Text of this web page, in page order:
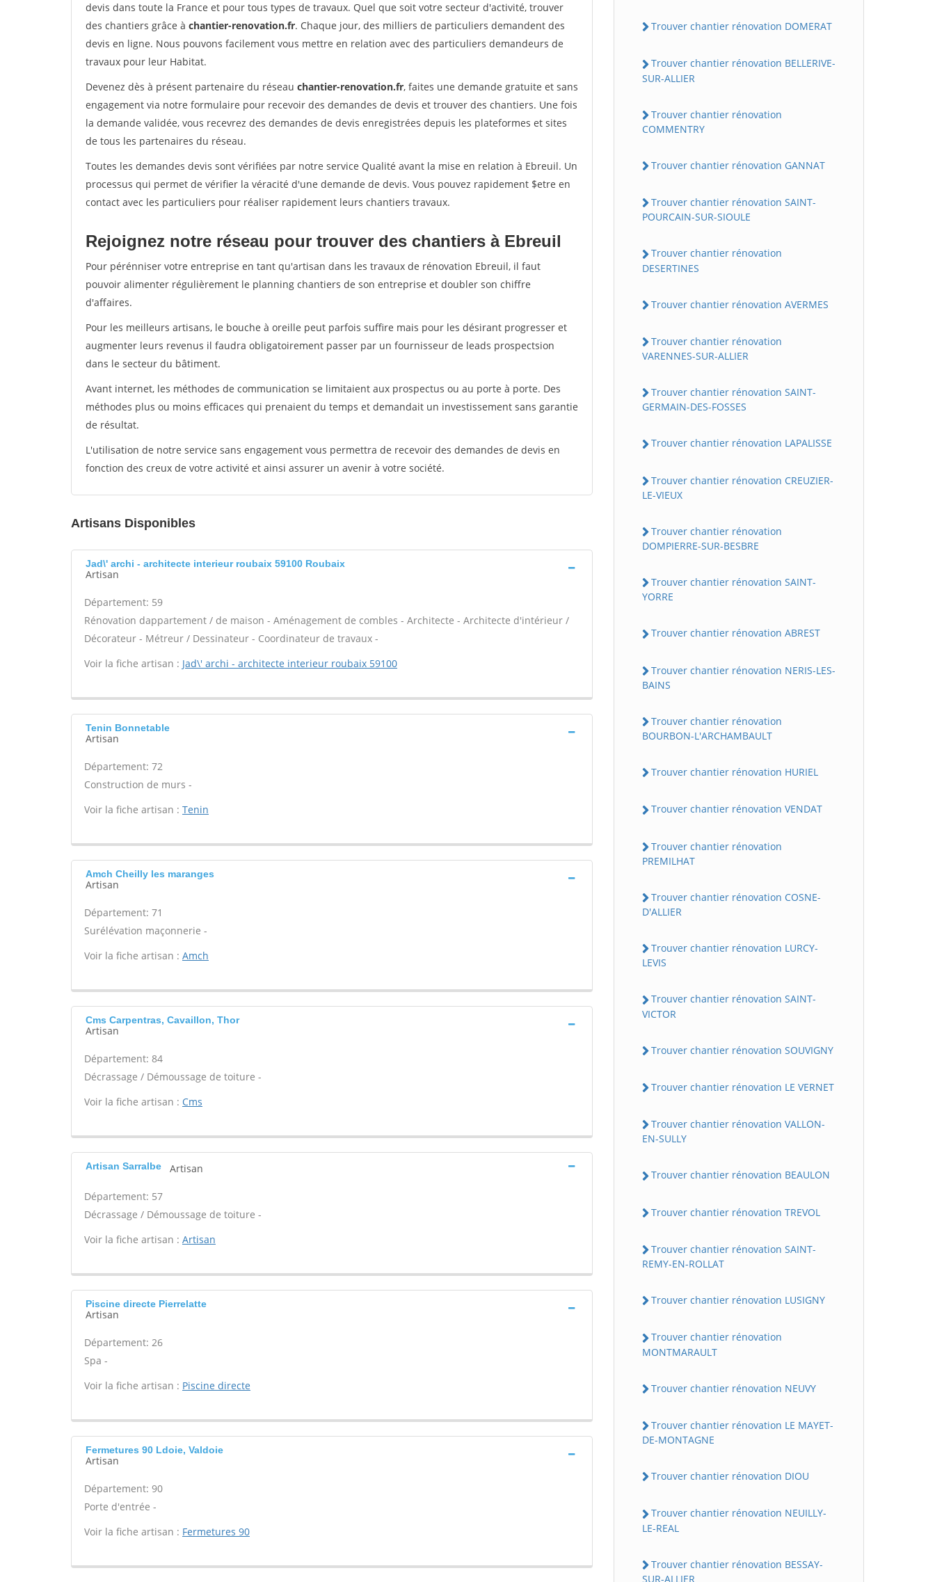
devis dans toute la France et pour tous types de travaux. Quel que soit votre secteur d'activité, trouver
des chantiers grâce à chantier-renovation.fr. Chaque jour, des milliers de particuliers demandent des
devis en ligne. Nous pouvons facilement vous mettre en relation avec des particuliers demandeurs de
travaux pour leur Habitat.
Devenez dès à présent partenaire du réseau chantier-renovation.fr, faites une demande gratuite et sans
engagement via notre formulaire pour recevoir des demandes de devis et trouver des chantiers. Une fois
la demande validée, vous recevrez des demandes de devis enregistrées depuis les plateformes et sites
de tous les partenaires du réseau.
Toutes les demandes devis sont vérifiées par notre service Qualité avant la mise en relation à Ebreuil. Un
processus qui permet de vérifier la véracité d'une demande de devis. Vous pouvez rapidement $etre en
contact avec les particuliers pour réaliser rapidement leurs chantiers travaux.
Rejoignez notre réseau pour trouver des chantiers à Ebreuil
Pour pérénniser votre entreprise en tant qu'artisan dans les travaux de rénovation Ebreuil, il faut
pouvoir alimenter régulièrement le planning chantiers de son entreprise et doubler son chiffre
d'affaires.
Pour les meilleurs artisans, le bouche à oreille peut parfois suffire mais pour les désirant progresser et
augmenter leurs revenus il faudra obligatoirement passer par un fournisseur de leads prospectsion
dans le secteur du bâtiment.
Avant internet, les méthodes de communication se limitaient aux prospectus ou au porte à porte. Des
méthodes plus ou moins efficaces qui prenaient du temps et demandait un investissement sans garantie
de résultat.
L'utilisation de notre service sans engagement vous permettra de recevoir des demandes de devis en
fonction des creux de votre activité et ainsi assurer un avenir à votre société.
Artisans Disponibles
Jad\' archi - architecte interieur roubaix 59100 Roubaix
Artisan
Département: 59
Rénovation dappartement / de maison - Aménagement de combles - Architecte - Architecte d'intérieur /
Décorateur - Métreur / Dessinateur - Coordinateur de travaux -
Voir la fiche artisan : Jad\' archi - architecte interieur roubaix 59100
Tenin Bonnetable
Artisan
Département: 72
Construction de murs -
Voir la fiche artisan : Tenin
Amch Cheilly les maranges
Artisan
Département: 71
Surélévation maçonnerie -
Voir la fiche artisan : Amch
Cms Carpentras, Cavaillon, Thor
Artisan
Département: 84
Décrassage / Démoussage de toiture -
Voir la fiche artisan : Cms
Artisan Sarralbe Artisan
Département: 57
Décrassage / Démoussage de toiture -
Voir la fiche artisan : Artisan
Piscine directe Pierrelatte
Artisan
Département: 26
Spa -
Voir la fiche artisan : Piscine directe
Fermetures 90 Ldoie, Valdoie
Artisan
Département: 90
Porte d'entrée -
Voir la fiche artisan : Fermetures 90
Trouver chantier rénovation DOMERAT
Trouver chantier rénovation BELLERIVE-
SUR-ALLIER
Trouver chantier rénovation
COMMENTRY
Trouver chantier rénovation GANNAT
Trouver chantier rénovation SAINT-
POURCAIN-SUR-SIOULE
Trouver chantier rénovation
DESERTINES
Trouver chantier rénovation AVERMES
Trouver chantier rénovation
VARENNES-SUR-ALLIER
Trouver chantier rénovation SAINT-
GERMAIN-DES-FOSSES
Trouver chantier rénovation LAPALISSE
Trouver chantier rénovation CREUZIER-
LE-VIEUX
Trouver chantier rénovation
DOMPIERRE-SUR-BESBRE
Trouver chantier rénovation SAINT-
YORRE
Trouver chantier rénovation ABREST
Trouver chantier rénovation NERIS-LES-
BAINS
Trouver chantier rénovation
BOURBON-L'ARCHAMBAULT
Trouver chantier rénovation HURIEL
Trouver chantier rénovation VENDAT
Trouver chantier rénovation
PREMILHAT
Trouver chantier rénovation COSNE-
D'ALLIER
Trouver chantier rénovation LURCY-
LEVIS
Trouver chantier rénovation SAINT-
VICTOR
Trouver chantier rénovation SOUVIGNY
Trouver chantier rénovation LE VERNET
Trouver chantier rénovation VALLON-
EN-SULLY
Trouver chantier rénovation BEAULON
Trouver chantier rénovation TREVOL
Trouver chantier rénovation SAINT-
REMY-EN-ROLLAT
Trouver chantier rénovation LUSIGNY
Trouver chantier rénovation
MONTMARAULT
Trouver chantier rénovation NEUVY
Trouver chantier rénovation LE MAYET-
DE-MONTAGNE
Trouver chantier rénovation DIOU
Trouver chantier rénovation NEUILLY-
LE-REAL
Trouver chantier rénovation BESSAY-
SUR-ALLIER